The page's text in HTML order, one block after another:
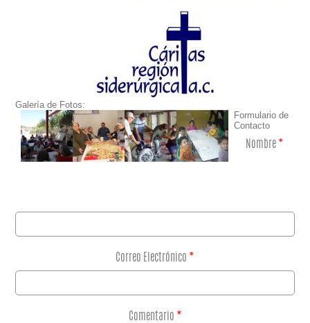
Galería de Fotos:
Formulario de
Contacto
Nombre *
Correo Electrónico *
Comentario *